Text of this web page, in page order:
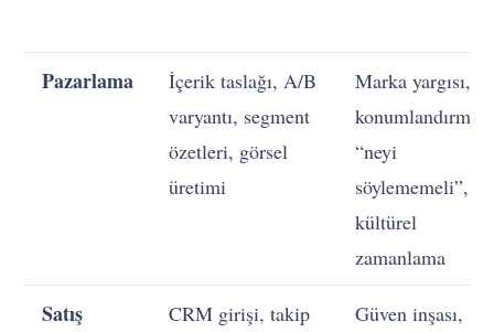
Pazarlama
İçerik taslağı, A/B
varyantı, segment
özetleri, görsel
üretimi
Marka yargısı,
konumlandırma,
“neyi
söylememeli”,
kültürel
zamanlama
Satış CRM girişi, takip Güven inşası,